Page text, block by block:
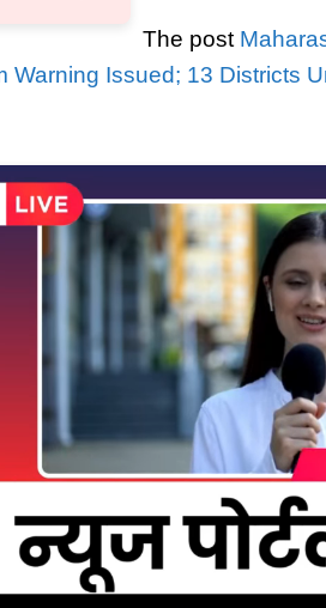
The post
Warning Issued; 13 Districts